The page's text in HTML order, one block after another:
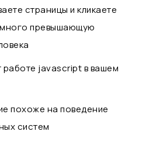
страницы и кликаете
превышающую
javascript в вашем
похоже на поведение
систем